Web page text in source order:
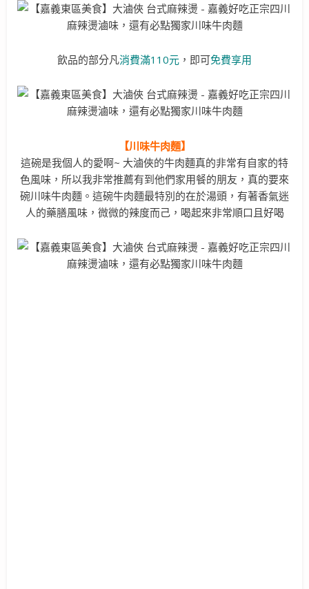
飲品的部分凡消費滿110元 ，即可免費享用
【川味牛肉麵】
這碗是我個人的愛啊~ 大滷俠的牛肉麵真的非常有自家的特
色風味，所以我非常推薦有到他們家用餐的朋友，真的要來
碗川味牛肉麵。這碗牛肉麵最特別的在於湯頭，有著香氣迷
人的藥膳風味，微微的辣度而己，喝起來非常順口且好喝